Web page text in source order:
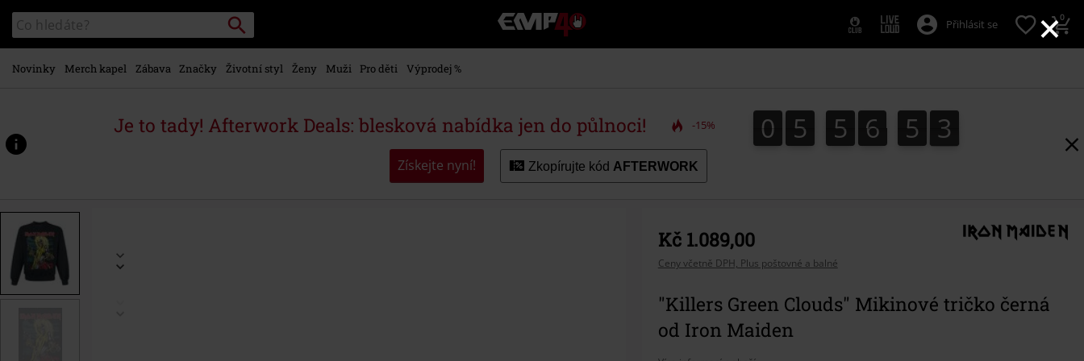
×
hlavnímu
obsahu
Katalog
vyhledávání
Vyhledávání
EMP
-
Hudba,
Merch
hráče,
Alternativní
Přihlásit se 0
Novinky Merch kapel Zábava Značky Životní styl Ženy Muži Pro děti Výprodej %
Je to tady! Afterwork Deals: blesková nabídka jen do půlnoci! -15% 0
0 5
5 5
5 6
6 5
5 1
2
1
3
2
Získejte nyní! Zkopírujte kód AFTERWORK
www.emp-
p/killers-
506280.html
Kč 1.089,00
Ceny včetně DPH, Plus poštovné a balné
"Killers Green Clouds" Mikinové tričko černá
od Iron Maiden